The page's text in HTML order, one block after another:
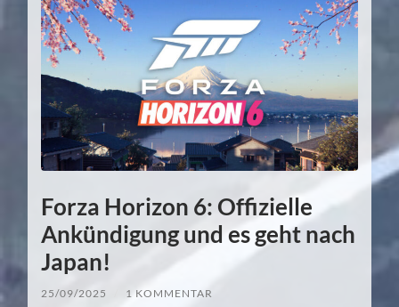
Forza Horizon 6: Offizielle
Ankündigung und es geht nach
Japan!
25/09/2025 1 KOMMENTAR